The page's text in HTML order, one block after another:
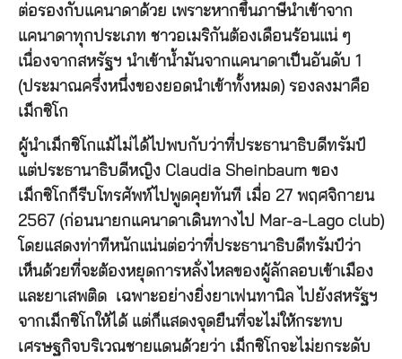
ต่อรองกับแคนาดาด้วย เพราะหากขึ้นภาษีนำเข้าจาก
แคนาดาทุกประเภท ชาวอเมริกันต้องเดือนร้อนแน่ ๆ
เนื่องจากสหรัฐฯ นำเข้าน้ำมันจากแคนาดาเป็นอันดับ 1
(ประมาณครึ่งหนึ่งของยอดนำเข้าทั้งหมด) รองลงมาคือ
เม็กซิโก
ผู้นำเม็กซิโกแม้ไม่ได้ไปพบกับว่าที่ประธานาธิบดีทรัมป์
แต่ประธานาธิบดีหญิง Claudia Sheinbaum ของ
เม็กซิโกก็รีบโทรศัพท์ไปพูดคุยทันที เมื่อ 27 พฤศจิกายน
2567 (ก่อนนายกแคนาดาเดินทางไป Mar-a-Lago club)
โดยแสดงท่าทีหนักแน่นต่อว่าที่ประธานาธิบดีทรัมป์ว่า
เห็นด้วยที่จะต้องหยุดการหลั่งไหลของผู้ลักลอบเข้าเมือง
และยาเสพติด เฉพาะอย่างยิ่งยาเฟนทานิล ไปยังสหรัฐฯ
จากเม็กซิโกให้ได้ แต่ก็แสดงจุดยืนที่จะไม่ให้กระทบ
เศรษฐกิจบริเวณชายแดนด้วยว่า เม็กซิโกจะไม่ยกระดับ